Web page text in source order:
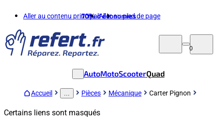
Aller au contenu principalAller au pied de page
70%d'économies
0
AutoMotoScooterQuad
Accueil Pièces Mécanique Carter Pignon
Certains liens sont masqués